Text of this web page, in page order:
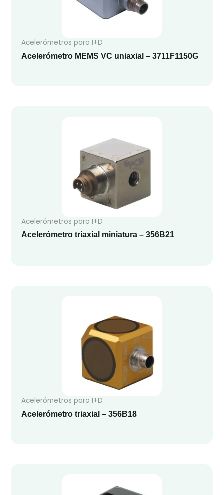
Acelerómetros para I+D
Acelerómetro MEMS VC uniaxial – 3711F1150G
Acelerómetros para I+D
Acelerómetro triaxial miniatura – 356B21
Acelerómetros para I+D
Acelerómetro triaxial – 356B18